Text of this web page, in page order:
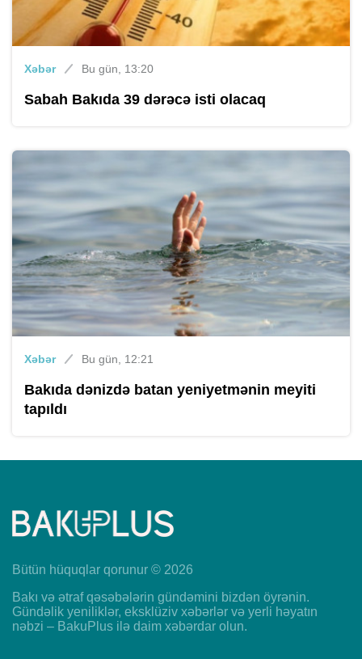
Xəbər Bu gün, 13:20
Sabah Bakıda 39 dərəcə isti olacaq
Xəbər Bu gün, 12:21
Bakıda dənizdə batan yeniyetmənin meyiti
tapıldı
Bütün hüquqlar qorunur © 2026
Bakı və ətraf qəsəbələrin gündəmini bizdən öyrənin.
Gündəlik yeniliklər, eksklüziv xəbərlər və yerli həyatın
nəbzi – BakuPlus ilə daim xəbərdar olun.